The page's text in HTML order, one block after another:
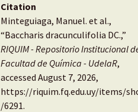
Citation
Minteguiaga, Manuel. et al.,
“Baccharis dracunculifolia DC.,”
RIQUIM - Repositorio Institucional
Facultad de Química - UdelaR,
accessed August 7, 2026,
https://riquim.fq.edu.uy/items/
/6291.